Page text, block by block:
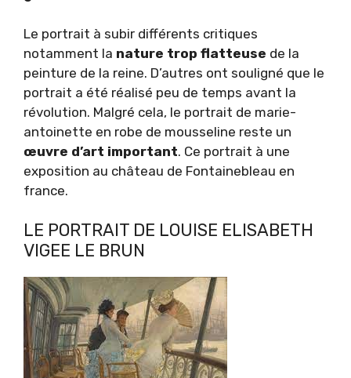
Le portrait à subir différents critiques
notamment la nature trop flatteuse de la
peinture de la reine. D’autres ont souligné que le
portrait a été réalisé peu de temps avant la
révolution. Malgré cela, le portrait de marie-
antoinette en robe de mousseline reste un
œuvre d’art important. Ce portrait à une
exposition au château de Fontainebleau en
france.
LE PORTRAIT DE LOUISE ELISABETH
VIGEE LE BRUN